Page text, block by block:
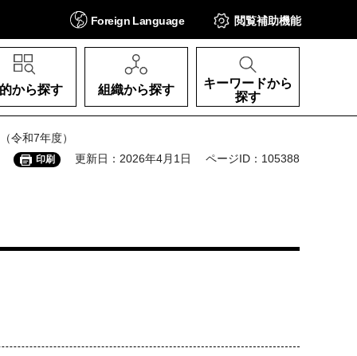
Foreign Language 閲覧補助機能
から探す 組織から探す
キーワードから
探す
令和7年度）
印刷 更新日：2026年4月1日 ページID：105388